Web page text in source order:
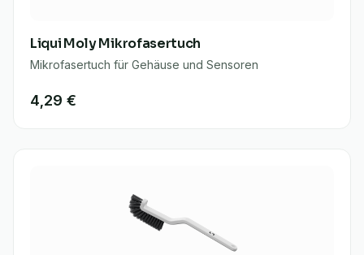
Liqui Moly Mikrofasertuch
Mikrofasertuch für Gehäuse und Sensoren
4,29 €